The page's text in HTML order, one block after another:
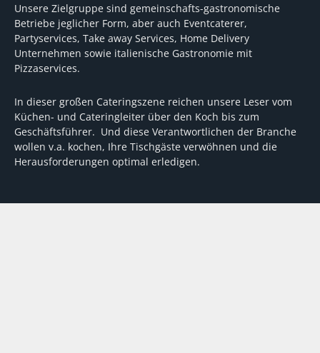
Unsere Zielgruppe sind gemeinschafts-gastronomische
Betriebe jeglicher Form, aber auch Eventcaterer,
Partyservices, Take away Services, Home Delivery
Unternehmen sowie italienische Gastronomie mit
Pizzaservices.
In dieser großen Cateringszene reichen unsere Leser vom
Küchen- und Cateringleiter über den Koch bis zum
Geschäftsführer. Und diese Verantwortlichen der Branche
wollen v.a. kochen, Ihre Tischgäste verwöhnen und die
Herausforderungen optimal erledigen.